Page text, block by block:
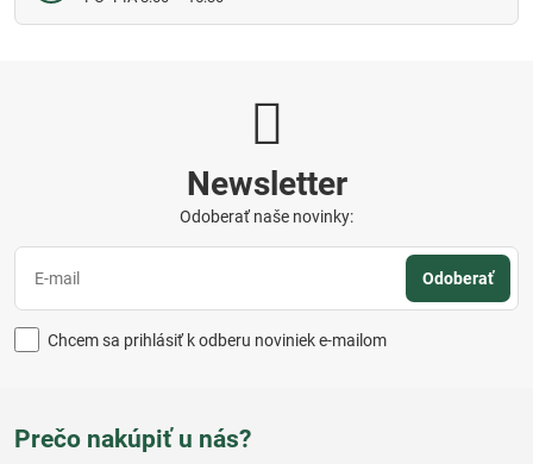
Newsletter
Odoberať naše novinky:
Odoberať
Chcem sa prihlásiť k odberu noviniek e-mailom
Prečo nakúpiť u nás?